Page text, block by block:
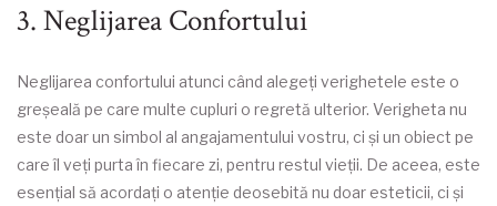
3. Neglijarea Confortului
Neglijarea confortului atunci când alegeți verighetele este o
greșeală pe care multe cupluri o regretă ulterior. Verigheta nu
este doar un simbol al angajamentului vostru, ci și un obiect pe
care îl veți purta în fiecare zi, pentru restul vieții. De aceea, este
esențial să acordați o atenție deosebită nu doar esteticii, ci și